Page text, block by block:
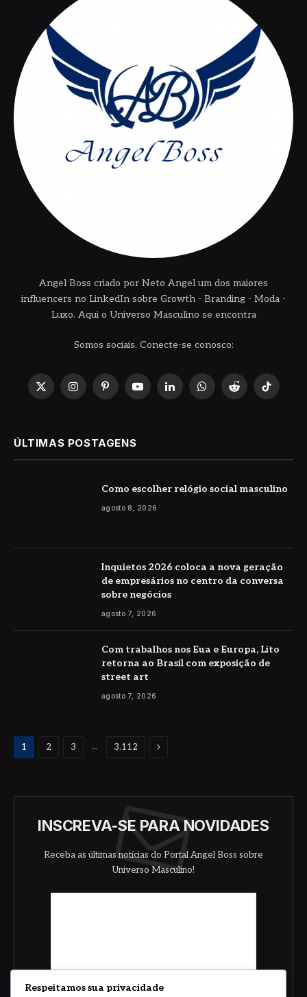
Angel Boss criado por Neto Angel um dos maiores
influencers no LinkedIn sobre Growth - Branding - Moda -
Luxo. Aqui o Universo Masculino se encontra
Somos sociais. Conecte-se conosco:
X
InstagramPinterestYouTubeLinkedInWhatsApp
Reddit TikTok
ÚLTIMAS POSTAGENS
Como escolher relógio social masculino
agosto 8, 2026
Inquietos 2026 coloca a nova geração
de empresários no centro da conversa
sobre negócios
agosto 7, 2026
Com trabalhos nos Eua e Europa, Lito
retorna ao Brasil com exposição de
street art
agosto 7, 2026
1 2 3 ... 3.112 Proximo
INSCREVA-SE PARA NOVIDADES
Receba as últimas notícias do Portal Angel Boss sobre
Universo Masculino!
Respeitamos sua privacidade